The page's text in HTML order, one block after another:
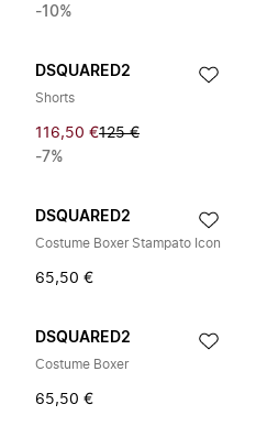
-10%
DSQUARED2
Shorts
116,50 €125 €
-7%
DSQUARED2
Costume Boxer Stampato Icon
65,50 €
DSQUARED2
Costume Boxer
65,50 €